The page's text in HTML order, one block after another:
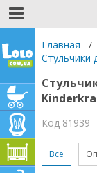
Главная /
Стульчики
Код 81939
Все